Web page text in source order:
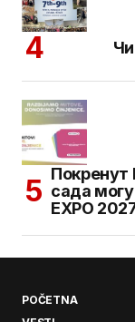
Покренут
сада
EXPO
POČETNA